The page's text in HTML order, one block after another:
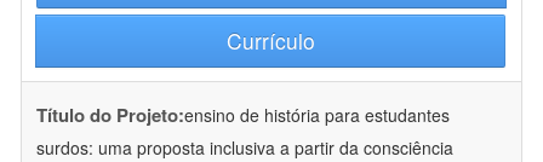
Currículo
Título do Projeto:ensino de história para estudantes
surdos: uma proposta inclusiva a partir da consciência